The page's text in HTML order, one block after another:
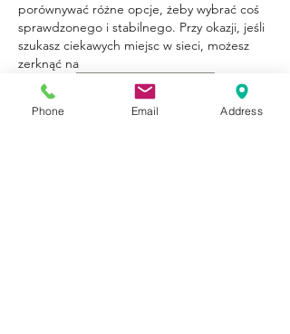
porównywać różne opcje, żeby wybrać coś
sprawdzonego i stabilnego. Przy okazji, jeśli
szukasz ciekawych miejsc w sieci, możesz
zerknąć na
https://bet-score.pl/
Phone Email Address